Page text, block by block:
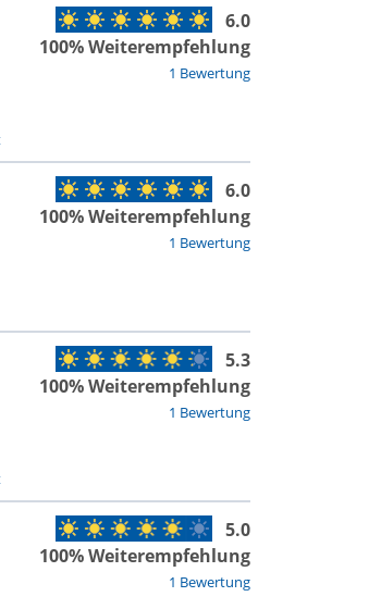
1 Bewertung
6.0
100% Weiterempfehlung
1 Bewertung
6.0
100% Weiterempfehlung
1 Bewertung
5.3
100% Weiterempfehlung
1 Bewertung
5.0
100% Weiterempfehlung